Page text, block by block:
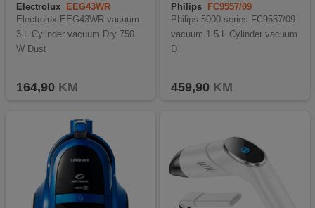
Electrolux
EEG43WR
Electrolux EEG43WR vacuum
3 L Cylinder vacuum Dry 750
W Dust
164,90 KM
Philips
FC9557/09
Philips 5000 series FC9557/09
vacuum 1.5 L Cylinder vacuum
D
459,90 KM